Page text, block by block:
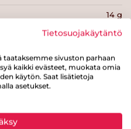
14 g
1.3 g
50 g
7.9 g
Tietosuojakäytäntö
taataksemme sivuston parhaan
kaikki evästeet, muokata omia
käytön. Saat lisätietoja
asetukset.